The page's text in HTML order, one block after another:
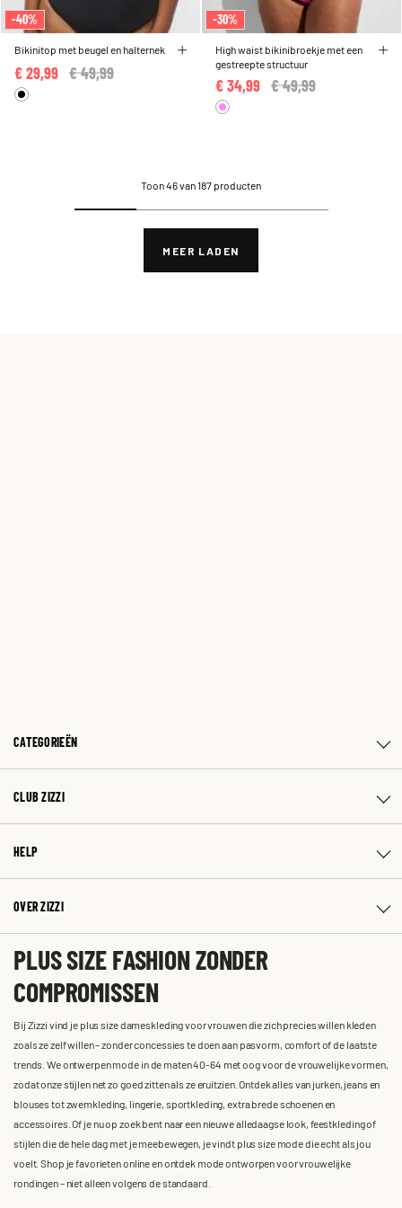
-40%
Bikinitop met beugel en halternek
Price reduced from
€ 49,99
€ 29,99
-30%
High waist bikinibroekje met een
gestreepte structuur
Price reduced from
€ 49,99
€ 34,99
Toon 46 van 187 producten
MEER LADEN
CATEGORIEËN
CLUB ZIZZI
HELP
OVER ZIZZI
PLUS SIZE FASHION ZONDER
COMPROMISSEN
Bij Zizzi vind je plus size dameskleding voor vrouwen die zich precies willen kleden
zoals ze zelf willen – zonder concessies te doen aan pasvorm, comfort of de laatste
trends. We ontwerpen mode in de maten 40-64 met oog voor de vrouwelijke vormen,
zodat onze stijlen net zo goed zitten als ze eruitzien. Ontdek alles van jurken, jeans en
blouses tot zwemkleding, lingerie, sportkleding, extra brede schoenen en
accessoires. Of je nu op zoek bent naar een nieuwe alledaagse look, feestkleding of
stijlen die de hele dag met je meebewegen, je vindt plus size mode die echt als jou
voelt. Shop je favorieten online en ontdek mode ontworpen voor vrouwelijke
rondingen – niet alleen volgens de standaard.